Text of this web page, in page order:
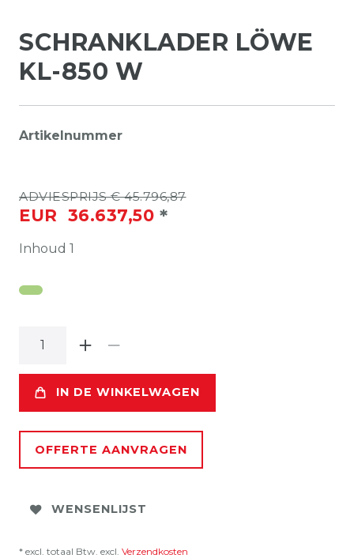
SCHRANKLADER LÖWE
KL-850 W
Artikelnummer
ADVIESPRIJS € 45.796,87
EUR 36.637,50 *
Inhoud 1
IN DE WINKELWAGEN
OFFERTE AANVRAGEN
WENSENLIJST
* excl. totaal Btw. excl. Verzendkosten